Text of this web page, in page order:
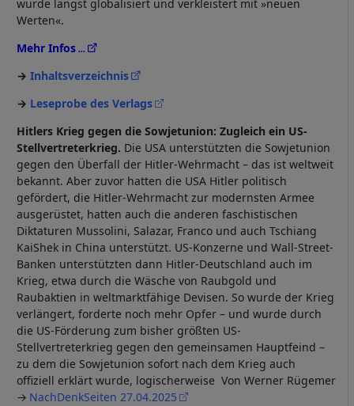
wurde längst globalisiert und verkleistert mit »neuen
Werten«.
Mehr Infos
Inhaltsverzeichnis
→ Leseprobe des Verlags
Hitlers Krieg gegen die Sowjetunion: Zugleich ein US-
Stellvertreterkrieg. Die USA unterstützten die Sowjetunion
gegen den Überfall der Hitler-Wehrmacht – das ist weltweit
bekannt. Aber zuvor hatten die USA Hitler politisch
gefördert, die Hitler-Wehrmacht zur modernsten Armee
ausgerüstet, hatten auch die anderen faschistischen
Diktaturen Mussolini, Salazar, Franco und auch Tschiang
KaiShek in China unterstützt. US-Konzerne und Wall-Street-
Banken unterstützten dann Hitler-Deutschland auch im
Krieg, etwa durch die Wäsche von Raubgold und
Raubaktien in weltmarktfähige Devisen. So wurde der Krieg
verlängert, forderte noch mehr Opfer – und wurde durch
die US-Förderung zum bisher größten US-
Stellvertreterkrieg gegen den gemeinsamen Hauptfeind –
zu dem die Sowjetunion sofort nach dem Krieg auch
offiziell erklärt wurde, logischerweise Von Werner Rügemer
NachDenkSeiten 27.04.2025